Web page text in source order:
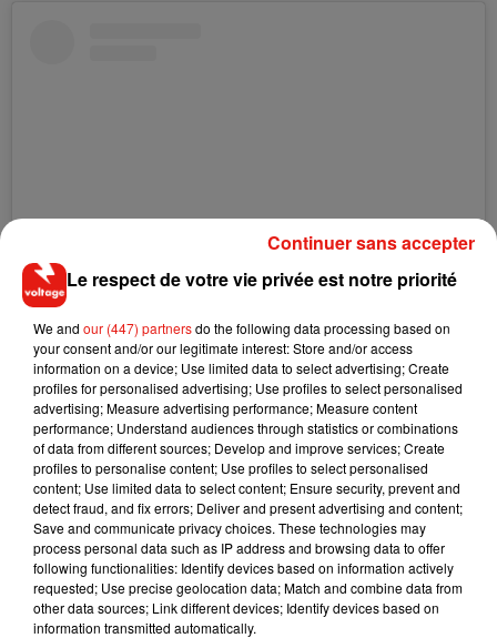
Le respect de votre vie privée est notre priorité
We and our (447) partnersdo the following data processing based on
your consent and/or our legitimate interest: Store and/or access
information on a device; Use limited data to select advertising; Create
profiles for personalised advertising; Use profiles to select personalised
advertising; Measure advertising performance; Measure content
performance; Understand audiences through statistics or combinations
of data from different sources; Develop and improve services; Create
profiles to personalise content; Use profiles to select personalised
content; Use limited data to select content; Ensure security, prevent and
detect fraud, and fix errors; Deliver and present advertising and content;
Save and communicate privacy choices. These technologies may
process personal data such as IP address and browsing data to offer
following functionalities: Identify devices based on information actively
requested; Use precise geolocation data; Match and combine data from
other data sources; Link different devices; Identify devices based on
information transmitted automatically.
Continuer sans accepter